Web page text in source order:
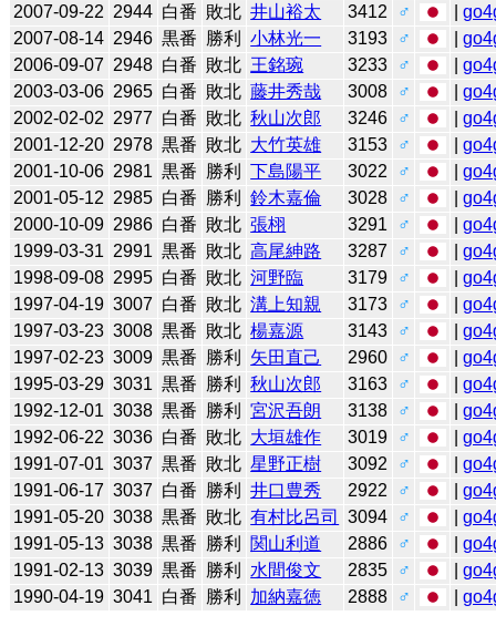
2007-09-22 2944 白番 敗北 井山裕太 3412 ♂ |
2007-08-14 2946 黒番 勝利 小林光一 3193 ♂ |
2006-09-07 2948 白番 敗北 王銘琬 3233 ♂ |
2003-03-06 2965 白番 敗北 藤井秀哉 3008 ♂ |
2002-02-02 2977 白番 敗北 秋山次郎 3246 ♂ |
2001-12-20 2978 黒番 敗北 大竹英雄 3153 ♂ |
2001-10-06 2981 黒番 勝利 下島陽平 3022 ♂ |
2001-05-12 2985 白番 勝利 鈴木嘉倫 3028 ♂ |
2000-10-09 2986 白番 敗北 張栩 3291 ♂ |
1999-03-31 2991 黒番 敗北 高尾紳路 3287 ♂ |
1998-09-08 2995 白番 敗北 河野臨 3179 ♂ |
1997-04-19 3007 白番 敗北 溝上知親 3173 ♂ |
1997-03-23 3008 黒番 敗北 楊嘉源 3143 ♂ |
1997-02-23 3009 黒番 勝利 矢田直己 2960 ♂ |
1995-03-29 3031 黒番 勝利 秋山次郎 3163 ♂ |
1992-12-01 3038 黒番 勝利 宮沢吾朗 3138 ♂ |
1992-06-22 3036 白番 敗北 大垣雄作 3019 ♂ |
1991-07-01 3037 黒番 敗北 星野正樹 3092 ♂ |
1991-06-17 3037 白番 勝利 井口豊秀 2922 ♂ |
1991-05-20 3038 黒番 敗北 有村比呂司 3094 ♂ |
1991-05-13 3038 黒番 勝利 関山利道 2886 ♂ |
1991-02-13 3039 黒番 勝利 水間俊文 2835 ♂ |
1990-04-19 3041 白番 勝利 加納嘉徳 2888 ♂ |